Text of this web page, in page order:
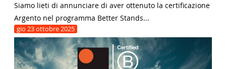
Siamo lieti di annunciare di aver ottenuto la certificazione
Argento nel programma Better Stands...
gio 23ottobre2025